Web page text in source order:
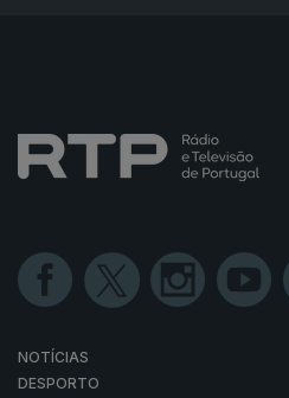
NOTÍCIAS
DESPORTO